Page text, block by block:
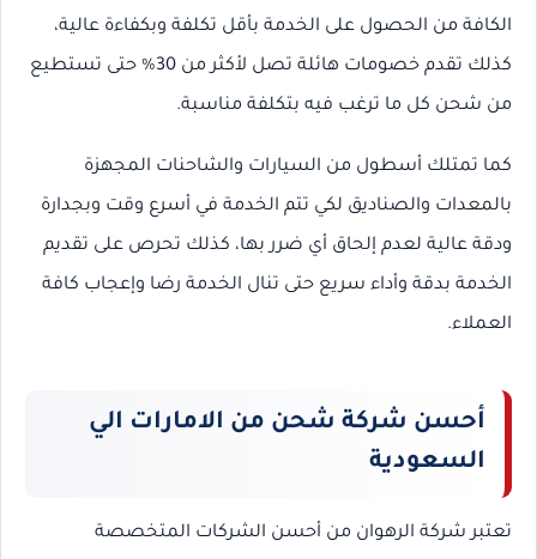
الكافة من الحصول على الخدمة بأقل تكلفة وبكفاءة عالية،
كذلك تقدم خصومات هائلة تصل لأكثر من 30% حتى تستطيع
من شحن كل ما ترغب فيه بتكلفة مناسبة.
كما تمتلك أسطول من السيارات والشاحنات المجهزة
بالمعدات والصناديق لكي تتم الخدمة في أسرع وقت وبجدارة
ودقة عالية لعدم إلحاق أي ضرر بها، كذلك تحرص على تقديم
الخدمة بدقة وأداء سريع حتى تنال الخدمة رضا وإعجاب كافة
العملاء.
أحسن شركة شحن من الامارات الي
السعودية
تعتبر شركة الرهوان من أحسن الشركات المتخصصة